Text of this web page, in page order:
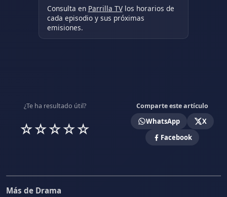
Consulta en Parrilla TVlos horarios de
cada episodio y sus próximas
emisiones.
¿Te ha resultado útil? Comparte este artículo
☆☆☆☆☆ WhatsApp
X
Facebook
Más de Drama